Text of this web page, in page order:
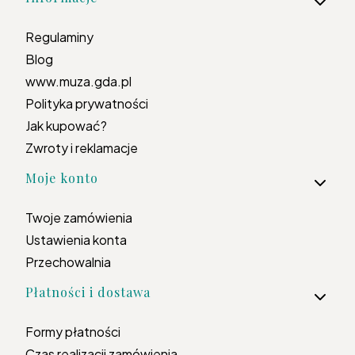
Regulaminy
Blog
www.muza.gda.pl
Polityka prywatności
Jak kupować?
Zwroty i reklamacje
Moje konto
Twoje zamówienia
Ustawienia konta
Przechowalnia
Płatności i dostawa
Formy płatności